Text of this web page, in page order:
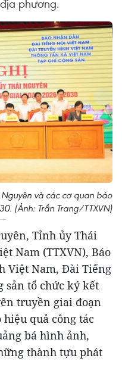
phương.
và các cơ quan báo
(Ảnh: Trần Trang/TTXVN)
Tỉnh ủy Thái
Nam (TTXVN), Báo
Việt Nam, Đài Tiếng
sản tổ chức ký kết
truyền giai đoạn
hiệu quả công tác
bá hình ảnh,
thành tựu phát